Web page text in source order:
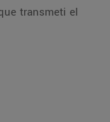
transmeti el